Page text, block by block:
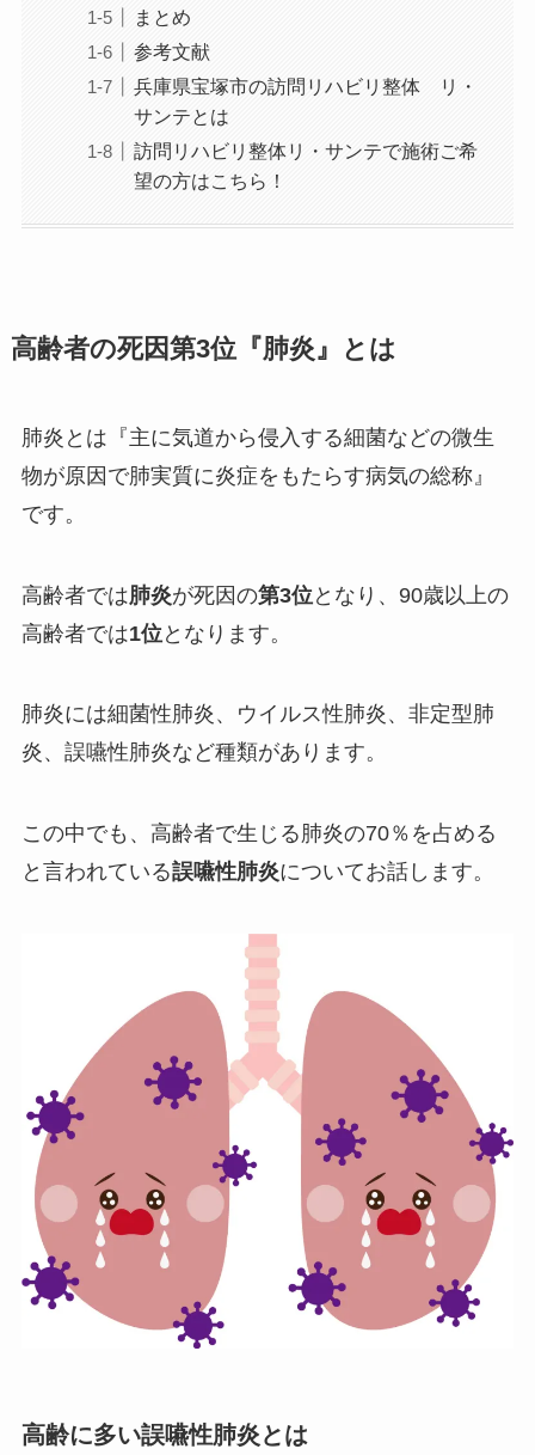
まとめ
参考文献
兵庫県宝塚市の訪問リハビリ整体 リ・
サンテとは
訪問リハビリ整体リ・サンテで施術ご希
望の方はこちら！
高齢者の死因第3位『肺炎』とは
肺炎とは『主に気道から侵入する細菌などの微生
物が原因で肺実質に炎症をもたらす病気の総称』
です。
高齢者では肺炎が死因の第3位 となり、90歳以上の
高齢者では1位 となります。
肺炎には細菌性肺炎、ウイルス性肺炎、非定型肺
炎、誤嚥性肺炎など種類があります。
この中でも、 高齢者で生じる肺炎の70％を占める
と言われている誤嚥性肺炎についてお話します。
高齢に多い誤嚥性肺炎とは